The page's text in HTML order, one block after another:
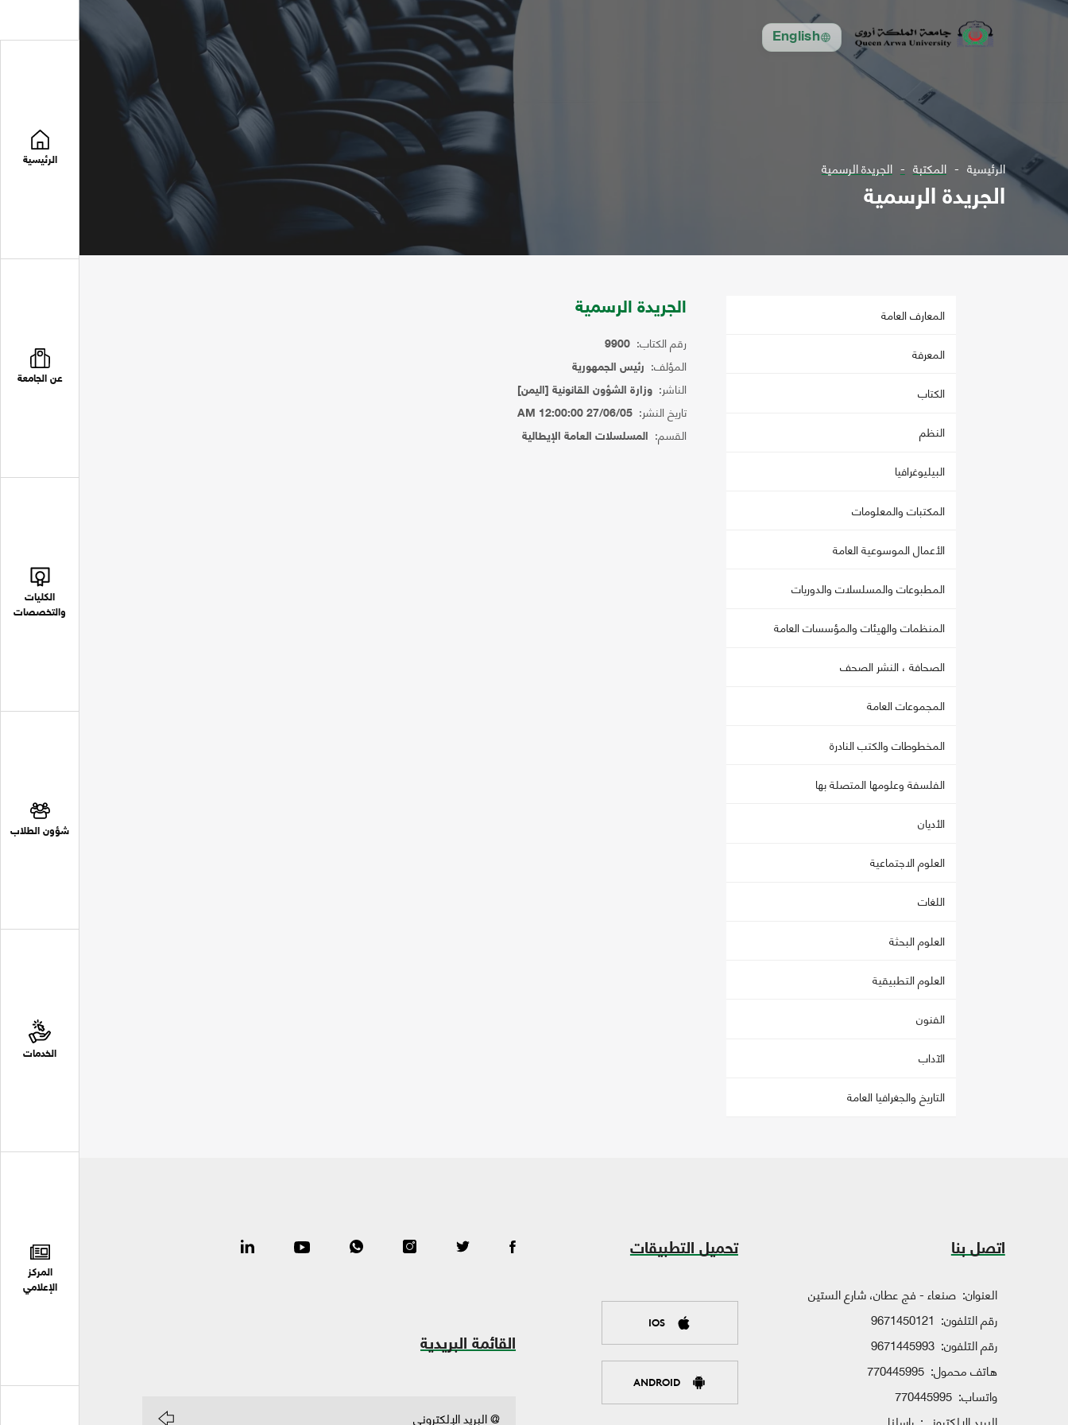
English
الرئيسية
عن الجامعة
الكليات
والتخصصات
شؤون الطلاب
الخدمات
المركز
الإعلامي
الرئيسية المكتبة الجريدة الرسمية
الجريدة الرسمية
المعارف العامة
المعرفة
الكتاب
النظم
البيليوغرافيا
المكتبات والمعلومات
الأعمال الموسوعية العامة
المطبوعات والمسلسلات والدوريات
المنظمات والهيئات والمؤسسات العامة
الصحافة ، النشر الصحف
المجموعات العامة
المخطوطات والكتب النادرة
الفلسفة وعلومها المتصلة بها
الأديان
العلوم الاجتماعية
اللغات
العلوم البحثة
العلوم التطبيقية
الفنون
الآداب
التاريخ والجغرافيا العامة
الجريدة الرسمية
رقم الكتاب: 9900
المؤلف: رئيس الجمهورية
الناشر: وزارة الشؤون القانونية [اليمن]
تاريخ النشر: 27/06/05 12:00:00 AM
القسم: المسلسلات العامة الإيطالية
اتصل بنا
العنوان: صنعاء - فج عطان، شارع الستين
رقم التلفون: 9671450121
رقم التلفون: 9671445993
هاتف محمول: 770445995
واتساب: 770445995
تحميل التطبيقات
IOS
ANDROID
القائمة البريدية